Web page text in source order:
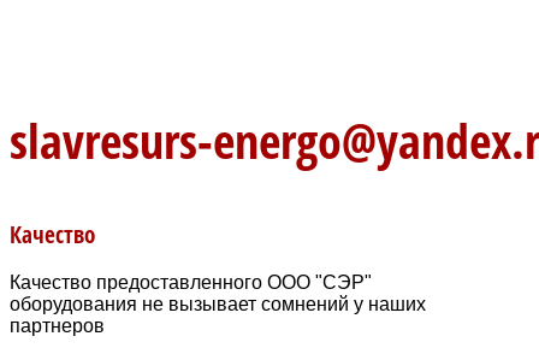
slavresurs-
Качество
Качество предоставленного ООО "СЭР"
оборудования не вызывает сомнений у наших
партнеров